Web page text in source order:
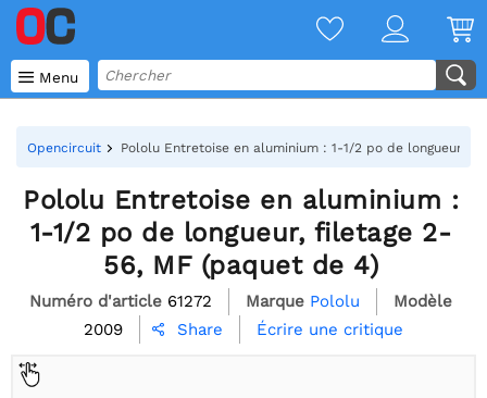
 Menu
Opencircuit Pololu Entretoise en aluminium : 1-1/2 po de longueur,
Pololu Entretoise en aluminium :
1-1/2 po de longueur, filetage 2-
56, MF (paquet de 4)
Numéro d'article 61272 Marque Pololu
Modèle
2009
 Share Écrire une critique